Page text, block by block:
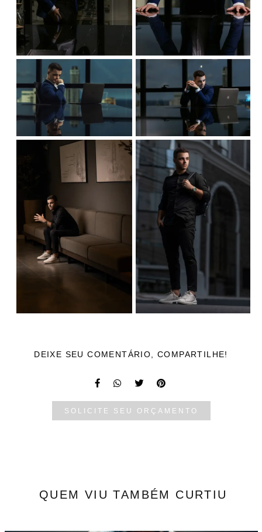
DEIXE SEU COMENTÁRIO, COMPARTILHE!
SOLICITE SEU ORÇAMENTO
QUEM VIU TAMBÉM CURTIU